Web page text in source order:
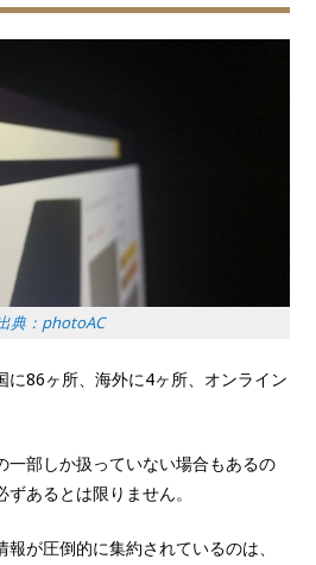
典：photoAC
に86ヶ所、海外に4ヶ所、オンライン
一部しか扱っていない場合もあるの
あるとは限りません。
が圧倒的に集約されているのは、